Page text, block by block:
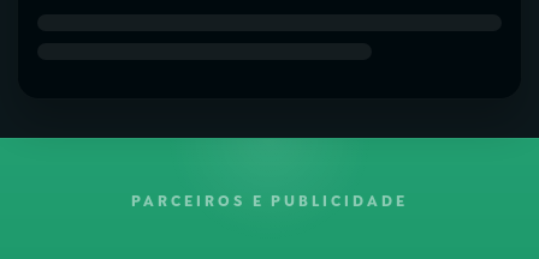
PARCEIROS E PUBLICIDADE